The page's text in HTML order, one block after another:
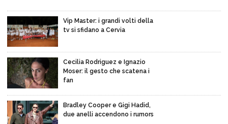
Vip Master: i grandi volti della
tv si sfidano a Cervia
Cecilia Rodriguez e Ignazio
Moser: il gesto che scatena i
fan
Bradley Cooper e Gigi Hadid,
due anelli accendono i rumors